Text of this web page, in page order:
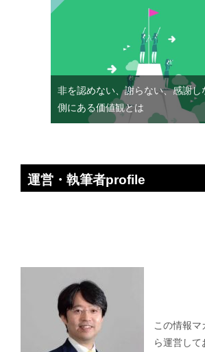
非を認めない、謝らない、感謝し
側にある価値観とは
運営・執筆者profile
この情報
ら運営し